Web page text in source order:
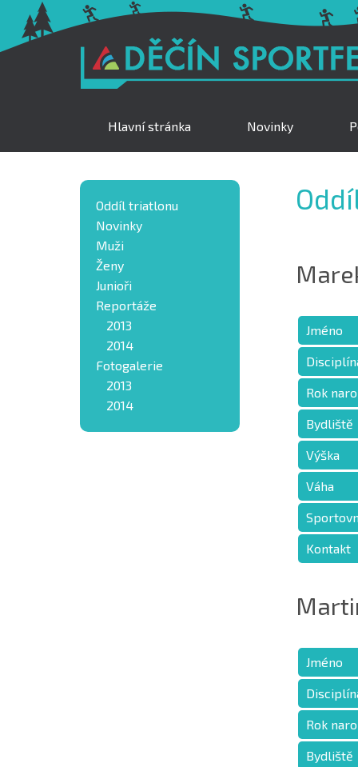
Hlavní stránka Novinky
Jméno
Rok
Bydliště
Výška
Váha
Kontakt
Jméno
Rok
Bydliště
Oddíl triatlonu
Novinky
Muži
Ženy
Junioři
Reportáže
2013
2014
Fotogalerie
2013
2014